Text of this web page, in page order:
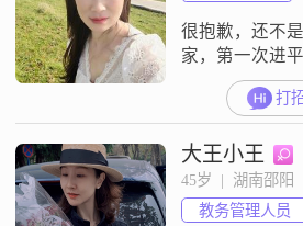
很抱歉，还不
家，第一次进
打
大王小王
45岁  |  湖南邵阳
教务管理人员